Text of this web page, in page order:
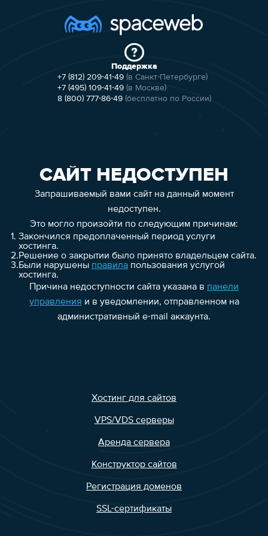
Поддержка
+7 (812) 209-41-49 (в Санкт-Петербурге)
+7 (495) 109-41-49 (в Москве)
8 (800) 777-86-49 (бесплатно по России)
САЙТ НЕДОСТУПЕН
Запрашиваемый вами сайт на данный момент
недоступен.
Это могло произойти по следующим причинам:
1. Закончился предоплаченный период услуги
хостинга.
2.Решение о закрытии было принято владельцем сайта.
3.Были нарушены правилапользования услугой
хостинга.
Причина недоступности сайта указана в панели
управления и в уведомлении, отправленном на
административный e-mail аккаунта.
Хостинг для сайтов
VPS/VDS серверы
Аренда сервера
Конструктор сайтов
Регистрация доменов
SSL-сертификаты